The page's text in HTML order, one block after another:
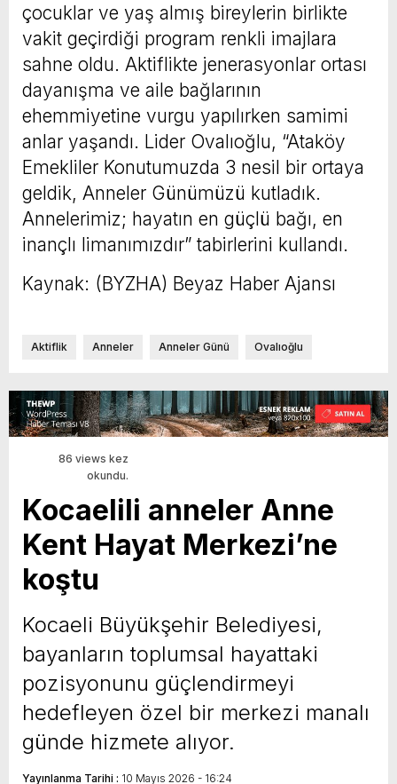
çocuklar ve yaş almış bireylerin birlikte
vakit geçirdiği program renkli imajlara
sahne oldu. Aktiflikte jenerasyonlar ortası
dayanışma ve aile bağlarının
ehemmiyetine vurgu yapılırken samimi
anlar yaşandı. Lider Ovalıoğlu, “Ataköy
Emekliler Konutumuzda 3 nesil bir ortaya
geldik, Anneler Günümüzü kutladık.
Annelerimiz; hayatın en güçlü bağı, en
inançlı limanımızdır” tabirlerini kullandı.
Kaynak: (BYZHA) Beyaz Haber Ajansı
Aktiflik Anneler Anneler Günü Ovalıoğlu
86 views kez
okundu.
Kocaelili anneler Anne
Kent Hayat Merkezi’ne
koştu
Kocaeli Büyükşehir Belediyesi,
bayanların toplumsal hayattaki
pozisyonunu güçlendirmeyi
hedefleyen özel bir merkezi manalı
günde hizmete alıyor.
Yayınlanma Tarihi : 10 Mayıs 2026 - 16:24